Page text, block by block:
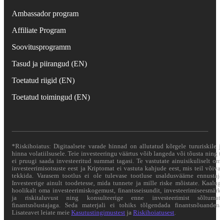
Ambassador program
Affiliate Program
Soovitusprogramm
Tasud ja piirangud (EN)
Toetatud riigid (EN)
Toetatud toimingud (EN)
*Riskihoiatus: Digitaalsete varade hinnad on allutatud kõrgele tururiskile
hinna volatiilsusele. Teie investeeringu väärtus võib langeda või tõusta ning
ei pruugi saada investeeritud summat tagasi. Te vastutate ainuisikuliselt
investeerimisotsuste eest ja Kriptomat ei vastuta kahjude eest, mis teil
tekkida. Varasem tootlus ei ole tulevase tootluse usaldusväärne
Investeerige ainult toodetesse, mida tunnete ja mille riske mõistate.
hoolikalt oma investeerimiskogemust, finantsseisundit,
ja riskitaluvust ning konsulteerige enne investeerimist
finantsnõustajaga. Seda materjali ei tohiks tõlgendada
Lisateavet leiate meie Kasutustingimustest ja Riskihoiatusest